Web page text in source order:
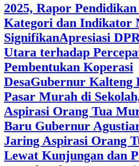
2025, Rapor
Kategori dan Indikator
SignifikanApresiasi
Utara terhadap
Pembentukan Koperasi
Desa‎Gubernur Kalteng
Pasar Murah di
Aspirasi Orang Tua
Baru Gubernur
Jaring Aspirasi Orang
Lewat Kunjungan dan